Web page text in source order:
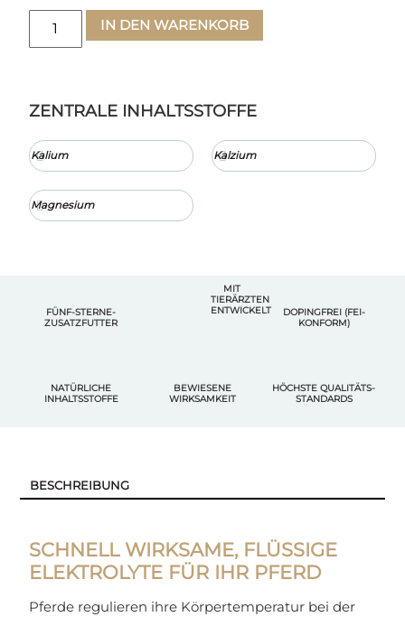
IN DEN WARENKORB
ZENTRALE INHALTSSTOFFE
Kalium Kalzium
Magnesium
FÜNF-STERNE-
ZUSATZFUTTER
MIT
TIERÄRZTEN
ENTWICKELT
DOPINGFREI (FEI-
KONFORM)
NATÜRLICHE
INHALTSSTOFFE
BEWIESENE
WIRKSAMKEIT
HÖCHSTE QUALITÄTS-
STANDARDS
BESCHREIBUNG
SCHNELL WIRKSAME, FLÜSSIGE
ELEKTROLYTE FÜR IHR PFERD
Pferde regulieren ihre Körpertemperatur bei der